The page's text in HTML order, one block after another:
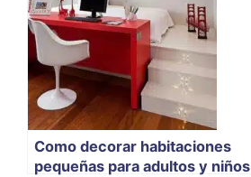
Como decorar habitaciones
pequeñas para adultos y niños